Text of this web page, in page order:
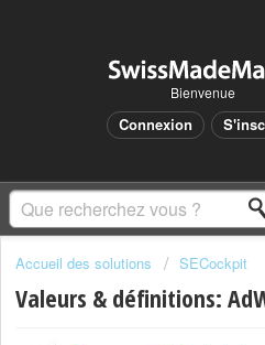
Bienvenue
Connexion
Accueil des solutions SECockpit
Valeurs & définitions: